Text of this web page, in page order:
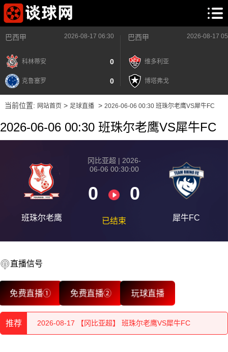
巴西甲 2026-08-17 06:30
科林蒂安 0
克鲁塞罗 0
巴西甲 2026-08-17
维多利亚
博塔弗戈
当前位置: 网站首页> 足球直播> 2026-06-06 00:30 班珠尔老鹰VS犀牛FC
2026-06-06 00:30 班珠尔老鹰VS犀牛FC
班珠尔老鹰
冈比亚超 | 2026-
06-06 00:30:00
0 0
已结束 犀牛FC
直播信号
免费直播① 免费直播② 玩球直播
推荐
2026-08-17 【冈比亚超】 班珠尔老鹰VS犀牛FC
2026-08-17 【冈比亚超】 班珠尔老鹰VS犀牛FC
2026-08-17 【冈比亚超】 班珠尔老鹰VS犀牛FC